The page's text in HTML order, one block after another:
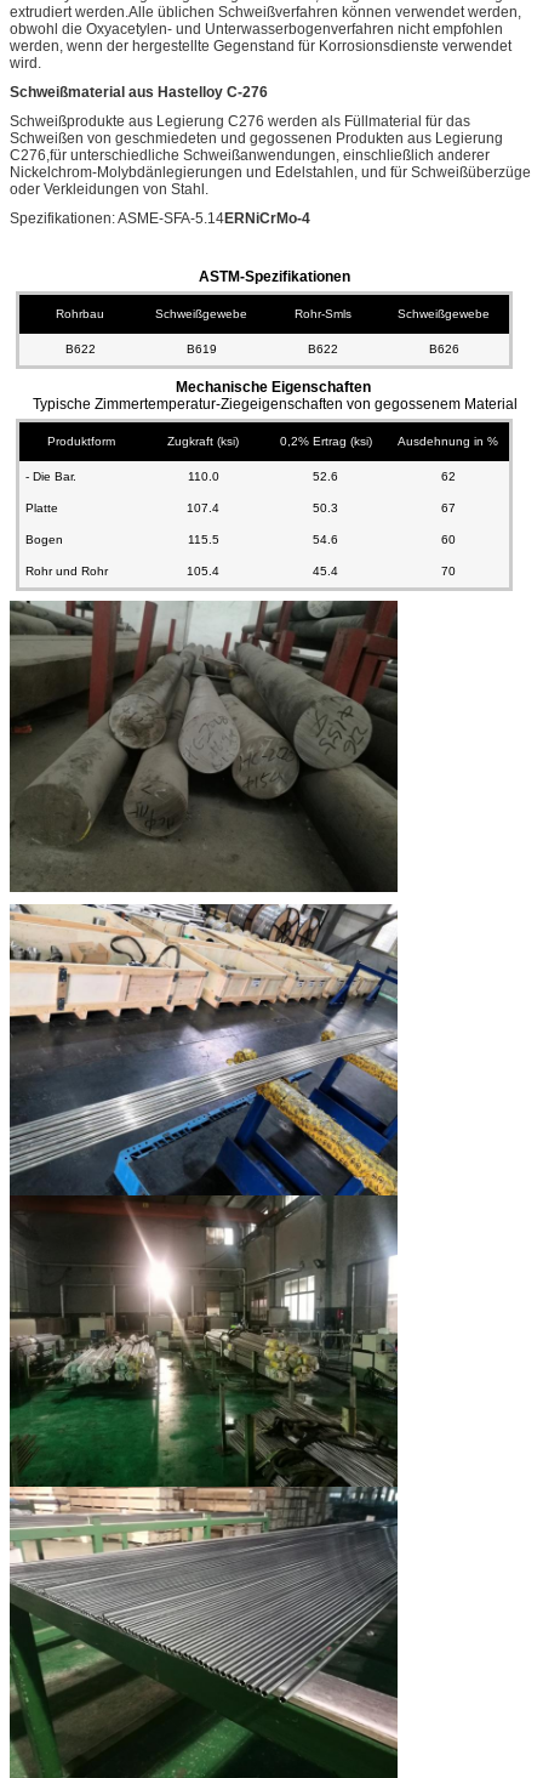
extrudiert werden.Alle üblichen Schweißverfahren können verwendet werden,
obwohl die Oxyacetylen- und Unterwasserbogenverfahren nicht empfohlen
werden, wenn der hergestellte Gegenstand für Korrosionsdienste verwendet
wird.
Schweißmaterial aus Hastelloy C-276
Schweißprodukte aus Legierung C276 werden als Füllmaterial für das
Schweißen von geschmiedeten und gegossenen Produkten aus Legierung
C276,für unterschiedliche Schweißanwendungen, einschließlich anderer
Nickelchrom-Molybdänlegierungen und Edelstahlen, und für Schweißüberzüge
oder Verkleidungen von Stahl.
Spezifikationen: ASME-SFA-5.14ERNiCrMo-4
ASTM-Spezifikationen
Rohrbau Schweißgewebe Rohr-Smls Schweißgewebe
B622 B619 B622 B626
Mechanische Eigenschaften
Typische Zimmertemperatur-Ziegeigenschaften von gegossenem Material
Produktform Zugkraft (ksi) 0,2% Ertrag (ksi) Ausdehnung in %
- Die Bar. 110.0 52.6 62
Platte 107.4 50.3 67
Bogen 115.5 54.6 60
Rohr und Rohr 105.4 45.4 70